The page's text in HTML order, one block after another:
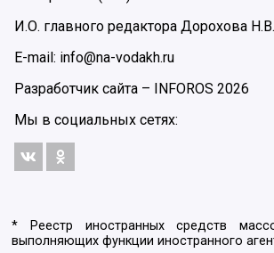
И.О. главного редактора Дорохова Н.В.
E-mail: info@na-vodakh.ru
Разработчик сайта – INFOROS 2026
Мы в социальных сетях:
* Реестр иностранных средств
выполняющих функции иностранного